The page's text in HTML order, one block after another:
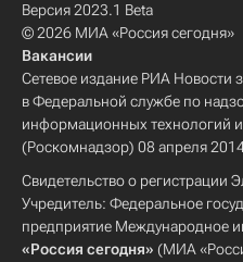
Версия 2023.1 Beta
© 2026 МИА «Россия сегодня»
Вакансии
Сетевое издание РИА Новости
в Федеральной службе по
информационных технологий
(Роскомнадзор) 08 апреля
Свидетельство о
Учредитель: Федеральное
предприятие Международное
«Россия сегодня» (МИА